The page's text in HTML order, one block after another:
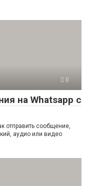
0
на Whatsapp с
отправить сообщение,
аудио или видео